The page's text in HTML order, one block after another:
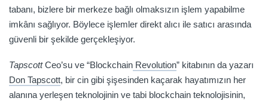
tabanı, bizlere bir merkeze bağlı olmaksızın işlem yapabilme
imkânı sağlıyor. Böylece işlemler direkt alıcı ile satıcı arasında
güvenli bir şekilde gerçekleşiyor.
TapscottCeo’su ve “Blockchain Revolution” kitabının da yazarı
Don Tapscott, bir cin gibi şişesinden kaçarak hayatımızın her
alanına yerleşen teknolojinin ve tabi blockchain teknolojisinin,